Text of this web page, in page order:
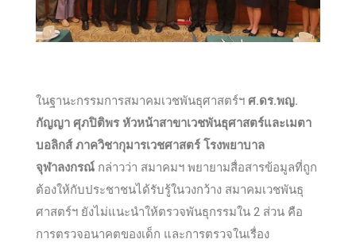
ในฐานะกรรมการสมาคมเวชพันธุศาสตร์ฯ ศ.ดร.พญ.
กัญญา ศุภปิติพร หัวหน้าสาขาเวชพันธุศาสตร์และเมตา
บอลิกส์ ภาควิชากุมารเวชศาสตร์ โรงพยาบาล
จุฬาลงกรณ์ กล่าวว่า สมาคมฯ พยายามสื่อสารข้อมูลที่ถูก
ต้องให้กับประชาชนได้รับรู้ในวงกว้าง สมาคมเวชพันธุ
ศาสตร์ฯ ยังไม่แนะนำให้ตรวจพันธุกรรมใน 2 ส่วน คือ
การตรวจอนาคตของเด็ก และการตรวจในเรื่อง